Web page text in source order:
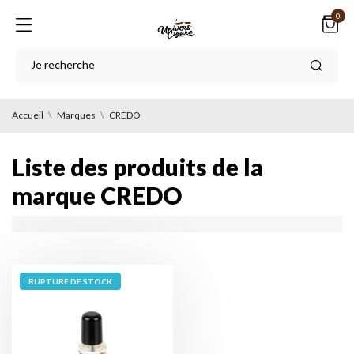
0
Accueil Marques CREDO
Liste des produits de la
marque CREDO
RUPTURE DE STOCK